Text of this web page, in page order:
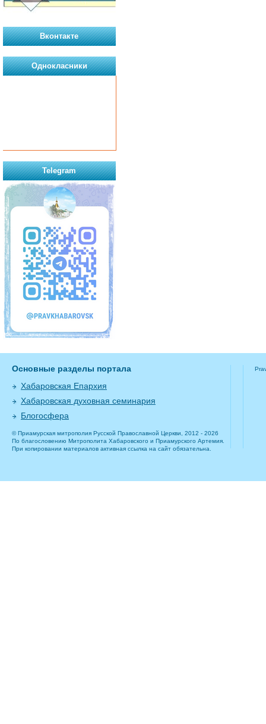
Вконтакте
Однокласники
Telegram
Основные разделы портала
Хабаровская Епархия
Хабаровская духовная семинария
Блогосфера
© Приамурская митрополия Русской Православной Церкви, 2012 - 2026
По благословению Митрополита Хабаровского и Приамурского Артемия.
При копировании материалов активная ссылка на сайт обязательна.